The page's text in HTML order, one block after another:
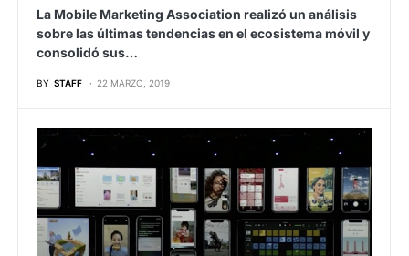
La Mobile Marketing Association realizó un análisis
sobre las últimas tendencias en el ecosistema móvil y
consolidó sus…
BY STAFF 22 MARZO, 2019